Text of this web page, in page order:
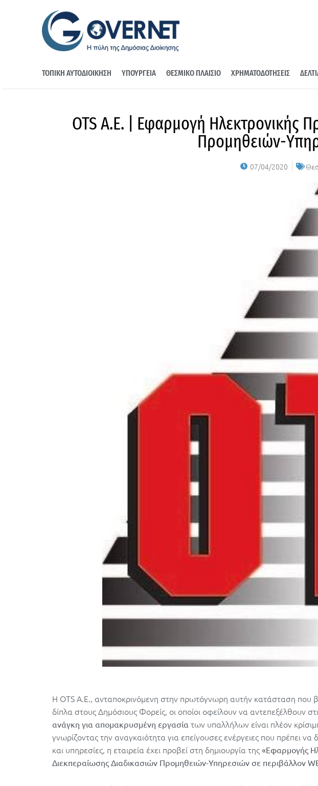
ΤΟΠΙΚΗ ΑΥΤΟΔΙΟΙΚΗΣΗ ΥΠΟΥΡΓΕΙΑ ΘΕΣΜΙΚΟ ΠΛΑΙΣΙΟ ΧΡΗΜΑΤΟΔΟΤΗΣΕΙΣ
OTS Α.Ε. | Εφαρμογή Ηλεκτρονικής
Προμηθειών-
07/04/2020
Η OTS Α.Ε., ανταποκρινόμενη στην πρωτόγνωρη αυτήν κατάσταση που
δίπλα στους Δημόσιους Φορείς, οι οποίοι οφείλουν να αντεπεξέλθουν
ανάγκη για απομακρυσμένη εργασία των υπαλλήλων είναι πλέον
γνωρίζοντας την αναγκαιότητα για επείγουσες ενέργειες που πρέπει
και υπηρεσίες, η εταιρεία έχει προβεί στη δημιουργία της «Εφαρμογής
Διεκπεραίωσης Διαδικασιών Προμηθειών-Υπηρεσιών σε περιβάλλον